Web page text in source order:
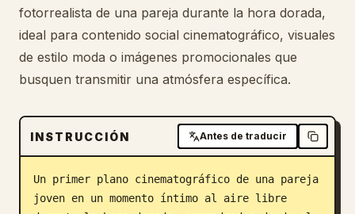
Precios
Descargar
Blog
Actualizaciones
fotorrealista de una pareja durante la hora dorada,
ideal para contenido social cinematográfico, visuales
de estilo moda o imágenes promocionales que
busquen transmitir una atmósfera específica.
INSTRUCCIÓN Antes de traducir
Un primer plano cinematográfico de una pareja
joven en un momento íntimo al aire libre